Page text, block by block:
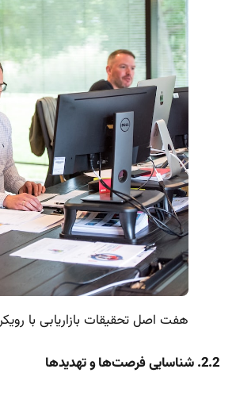
هفت اصل تحقیقات بازاریابی با
2.2. شناسایی فرصت‌ها و تهدیدها